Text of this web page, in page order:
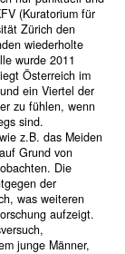
(Kuratorium für
Zürich den
wiederholte
wurde 2011
Österreich im
ein Viertel der
zu fühlen, wenn
sind.
z.B. das Meiden
Grund von
Die
der
was weiteren
aufzeigt.
junge Männer,